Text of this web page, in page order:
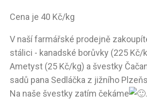
Cena je 40 Kč/kg
V naší farmářské prodejně
stálici - kanadské borůvky (225 Kč/
Ametyst (25 Kč/kg) a švestky
sadů pana Sedláčka z jižního
Na naše švestky zatím čekáme
.